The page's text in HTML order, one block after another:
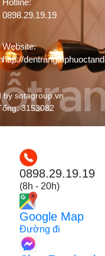
Hotline:
0898.29.19.19
Website:
http://
by sotagroup.vn
3153082
0898.29.19.19
(8h - 20h)
Google Map
Đường đi